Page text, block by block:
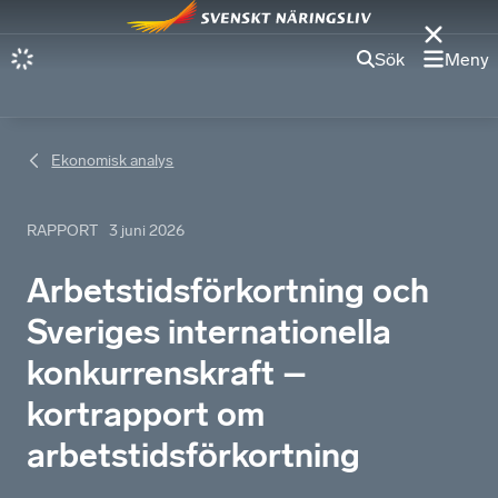
Sök Meny
Ekonomisk analys
RAPPORT 3 juni 2026
Arbetstidsförkortning och
Sveriges internationella
konkurrenskraft –
kortrapport om
arbetstidsförkortning